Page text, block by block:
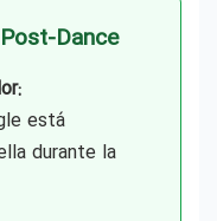
Dance
está
durante la